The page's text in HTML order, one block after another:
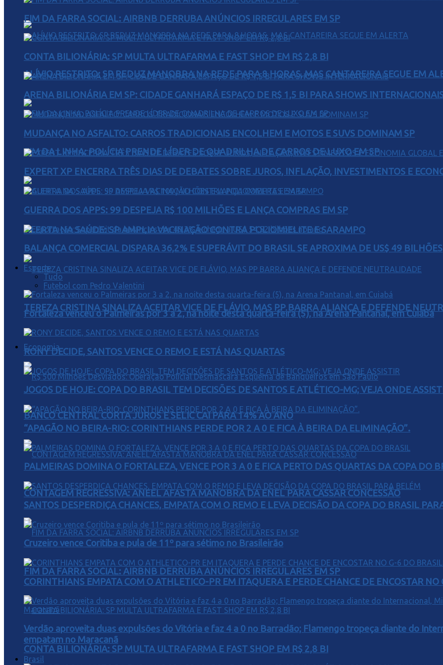
ALÍVIO RESTRITO: SP REDUZ MANOBRA NA REDE PARA 8 HORAS, MAS CANTAREIRA SEGUE EM
FIM DA LINHA: POLÍCIA PRENDE LÍDER DE QUADRILHA DE CARROS DE LUXO EM SP
ALERTA NA SAÚDE: SP AMPLIA VACINAÇÃO CONTRA POLIOMIELITE E SARAMPO
TEREZA CRISTINA SINALIZA ACEITAR VICE DE FLÁVIO, MAS PP BARRA ALIANÇA E DEFENDE
Economia
BANCO CENTRAL CORTA JUROS E SELIC CAI PARA 14% AO ANO
CONTAGEM REGRESSIVA: ANEEL AFASTA MANOBRA DA ENEL PARA CASSAR CONCESSÃO
FIM DA FARRA SOCIAL: AIRBNB DERRUBA ANÚNCIOS IRREGULARES EM SP
CONTA BILIONÁRIA: SP MULTA ULTRAFARMA E FAST SHOP EM R$ 2,8 BI
FIM DA FARRA SOCIAL: AIRBNB DERRUBA ANÚNCIOS IRREGULARES EM SP
CONTA BILIONÁRIA: SP MULTA ULTRAFARMA E FAST SHOP EM R$ 2,8 BI
ARENA BILIONÁRIA EM SP: CIDADE GANHARÁ ESPAÇO DE R$ 1,5 BI PARA SHOWS
MUDANÇA NO ASFALTO: CARROS TRADICIONAIS ENCOLHEM E MOTOS E SUVS DOMINAM SP
EXPERT XP ENCERRA TRÊS DIAS DE DEBATES SOBRE JUROS, INFLAÇÃO, INVESTIMENTOS E
GUERRA DOS APPS: 99 DESPEJA R$ 100 MILHÕES E LANÇA COMPRAS EM SP
BALANÇA COMERCIAL DISPARA 36,2% E SUPERÁVIT DO BRASIL SE APROXIMA DE US$ 49 BILHÕES
Esporte
Tudo
Futebol com Pedro Valentini
Fortaleza venceu o Palmeiras por 3 a 2, na noite desta quarta-feira (5), na Arena Pantanal, em Cuiabá
RONY DECIDE, SANTOS VENCE O REMO E ESTÁ NAS QUARTAS
JOGOS DE HOJE: COPA DO BRASIL TEM DECISÕES DE SANTOS E ATLÉTICO-MG; VEJA ONDE
“APAGÃO NO BEIRA-RIO: CORINTHIANS PERDE POR 2 A 0 E FICA À BEIRA DA ELIMINAÇÃO”.
PALMEIRAS DOMINA O FORTALEZA, VENCE POR 3 A 0 E FICA PERTO DAS QUARTAS DA COPA DO
SANTOS DESPERDIÇA CHANCES, EMPATA COM O REMO E LEVA DECISÃO DA COPA DO BRASIL
Cruzeiro vence Coritiba e pula de 11º para sétimo no Brasileirão
CORINTHIANS EMPATA COM O ATHLETICO-PR EM ITAQUERA E PERDE CHANCE DE ENCOSTAR
Verdão aproveita duas expulsões do Vitória e faz 4 a 0 no Barradão; Flamengo tropeça diante do
empatam no Maracanã
Brasil